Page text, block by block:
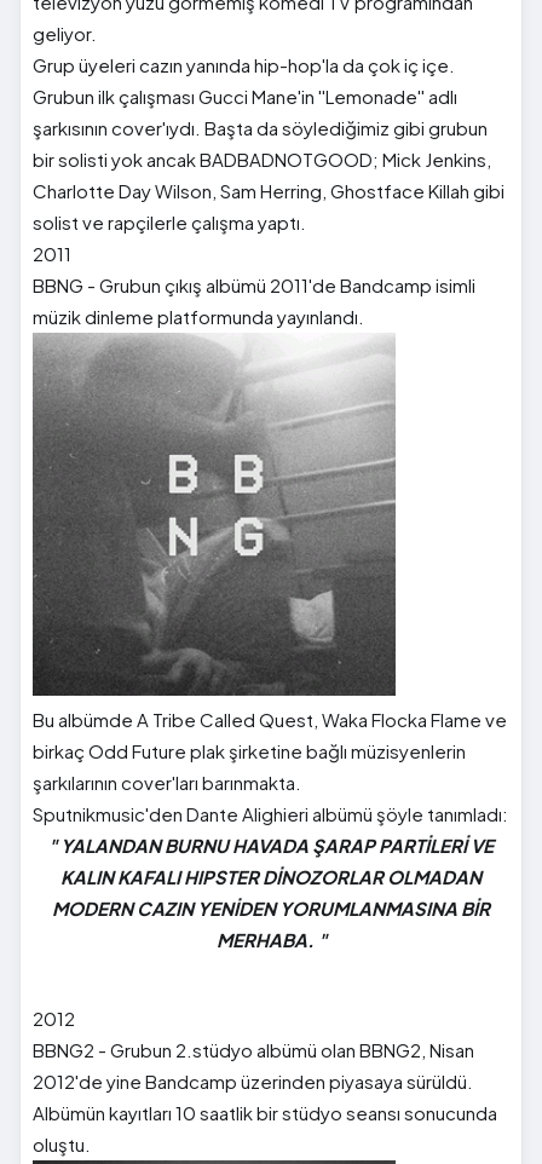
geliyor.
Grup üyeleri cazın yanında hip-hop'la da çok iç içe.
Grubun ilk çalışması Gucci Mane'in ''Lemonade'' adlı
şarkısının cover'ıydı. Başta da söylediğimiz gibi grubun
bir solisti yok ancak BADBADNOTGOOD; Mick Jenkins,
Charlotte Day Wilson, Sam Herring, Ghostface Killah gibi
solist ve rapçilerle çalışma yaptı.
2011
BBNG - Grubun çıkış albümü 2011'de Bandcamp isimli
müzik dinleme platformunda yayınlandı.
Bu albümde A Tribe Called Quest, Waka Flocka Flame ve
birkaç Odd Future plak şirketine bağlı müzisyenlerin
şarkılarının cover'ları barınmakta.
Sputnikmusic'den Dante Alighieri albümü şöyle tanımladı:
" YALANDAN BURNU HAVADA ŞARAP PARTİLERİ VE
KALIN KAFALI HIPSTER DİNOZORLAR OLMADAN
MODERN CAZIN YENİDEN YORUMLANMASINA BİR
MERHABA. "
2012
BBNG2 - Grubun 2.stüdyo albümü olan BBNG2, Nisan
2012'de yine Bandcamp üzerinden piyasaya sürüldü.
Albümün kayıtları 10 saatlik bir stüdyo seansı sonucunda
oluştu.